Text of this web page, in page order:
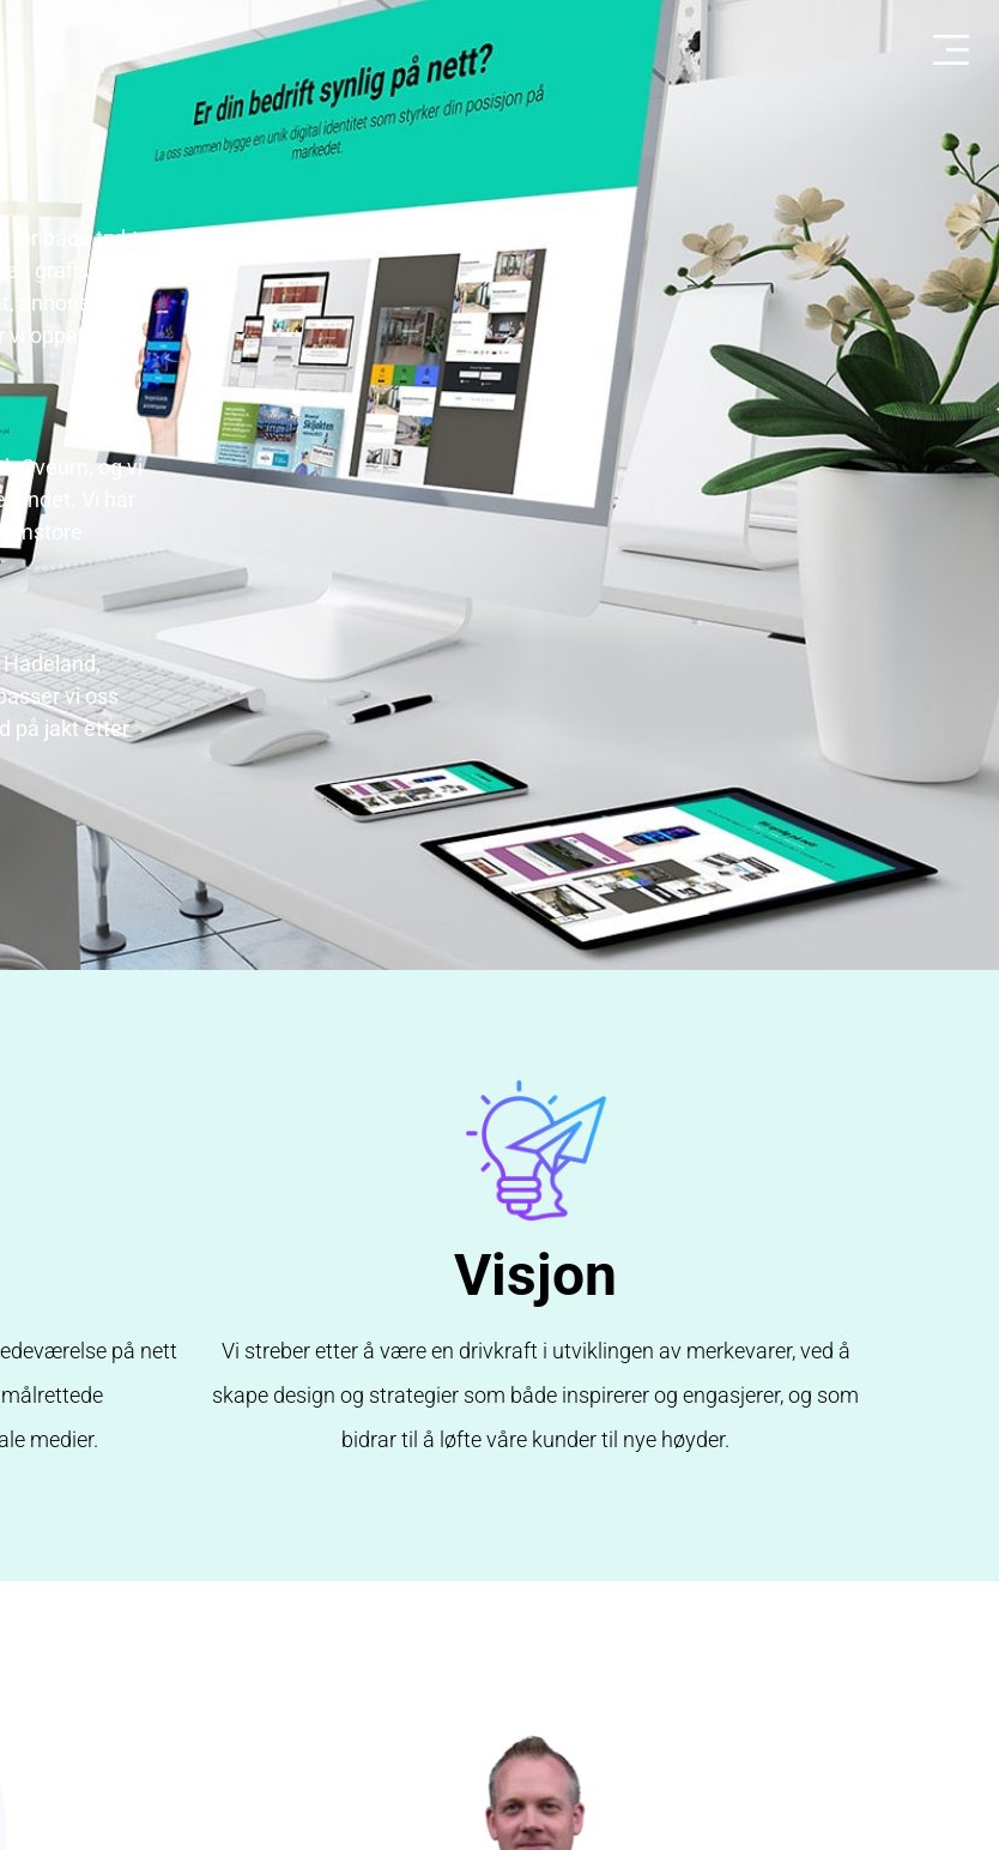
for både trykte
grafisk
annonsering,
vi opparbeidet
Sveum, og vi
Vi har
vi oss
på jakt etter
på nett
medier.
Visjon
Vi streber etter å være en drivkraft i utviklingen av merkevarer, ved å
skape design og strategier som både inspirerer og engasjerer, og som
bidrar til å løfte våre kunder til nye høyder.